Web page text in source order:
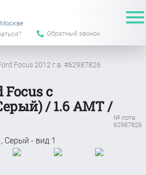
Москве
Обратный звонок
Focus 2012 г.в. #62987826
Focus с
/ 1.6 АМТ /
№ лота:
62987826